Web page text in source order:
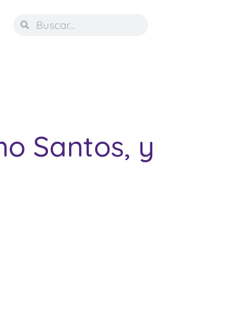
Santos, y